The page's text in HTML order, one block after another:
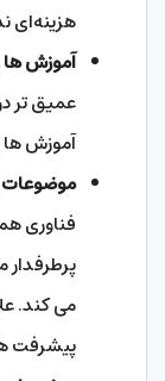
هزینه‌ای
آموزش
آموزش ها
موضوعات
فناوری
می کند.
پیشرفت